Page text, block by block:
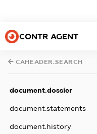
CONTR AGENT
CAHEADER.SEARCH
document.dossier
document.statements
document.history